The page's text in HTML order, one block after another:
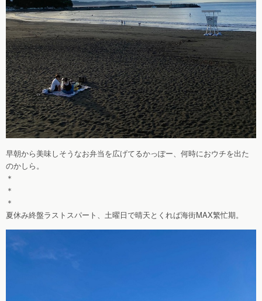
早朝から美味しそうなお弁当を広げてるかっぽー、何時におウチを出た
のかしら。
＊
＊
＊
夏休み終盤ラストスパート、土曜日で晴天とくれば海街MAX繁忙期。